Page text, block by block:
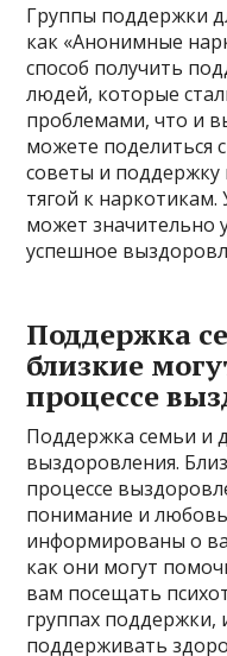
Группы поддержки
как «Анонимные
способ получить
людей, которые
проблемами, что и
можете поделиться
советы и поддержку
тягой к
может значительно
успешное
Поддержка
близкие
процессе
Поддержка семьи и
выздоровления.
процессе
понимание и
информированы о
как они могут
вам посещать
группах поддержки,
поддерживать